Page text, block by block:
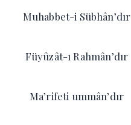
Muhabbet-i Sübhân’dır
Füyûzât-ı Rahmân’dır
Ma’rifeti ummân’dır